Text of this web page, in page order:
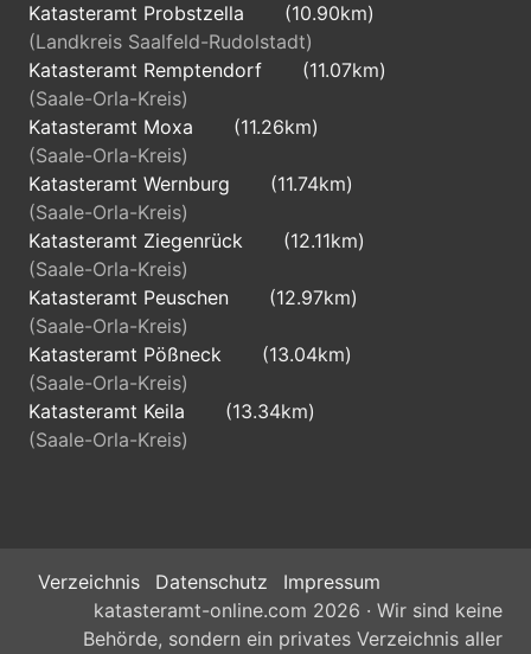
Katasteramt Probstzella
(10.90km)
(Landkreis Saalfeld-Rudolstadt)
Katasteramt Remptendorf
(11.07km)
(Saale-Orla-Kreis)
Katasteramt Moxa
(11.26km)
(Saale-Orla-Kreis)
Katasteramt Wernburg
(11.74km)
(Saale-Orla-Kreis)
Katasteramt Ziegenrück
(12.11km)
(Saale-Orla-Kreis)
Katasteramt Peuschen
(12.97km)
(Saale-Orla-Kreis)
Katasteramt Pößneck
(13.04km)
(Saale-Orla-Kreis)
Katasteramt Keila
(13.34km)
(Saale-Orla-Kreis)
Verzeichnis Datenschutz
Impressum
katasteramt-online.com 2026 · Wir sind keine
Behörde, sondern ein privates Verzeichnis aller